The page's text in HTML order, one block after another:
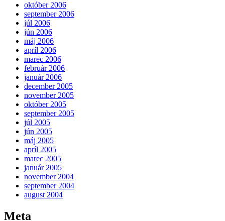
október 2006
september 2006
júl 2006
jún 2006
máj 2006
apríl 2006
marec 2006
február 2006
január 2006
december 2005
november 2005
október 2005
september 2005
júl 2005
jún 2005
máj 2005
apríl 2005
marec 2005
január 2005
november 2004
september 2004
august 2004
Meta